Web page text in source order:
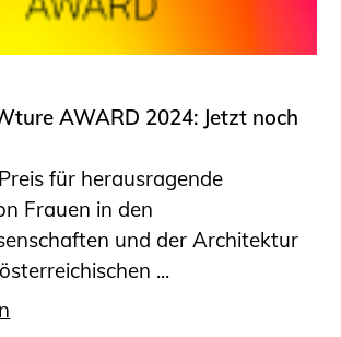
für Fortbildungsträger
Formulare
für Ingenieurinnen
Sachverständige
AWARD 2024: Jetzt noch
für herausragende
Frauen in den
und der Architektur
...